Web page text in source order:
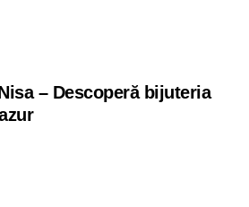
– Descoperă bijuteria